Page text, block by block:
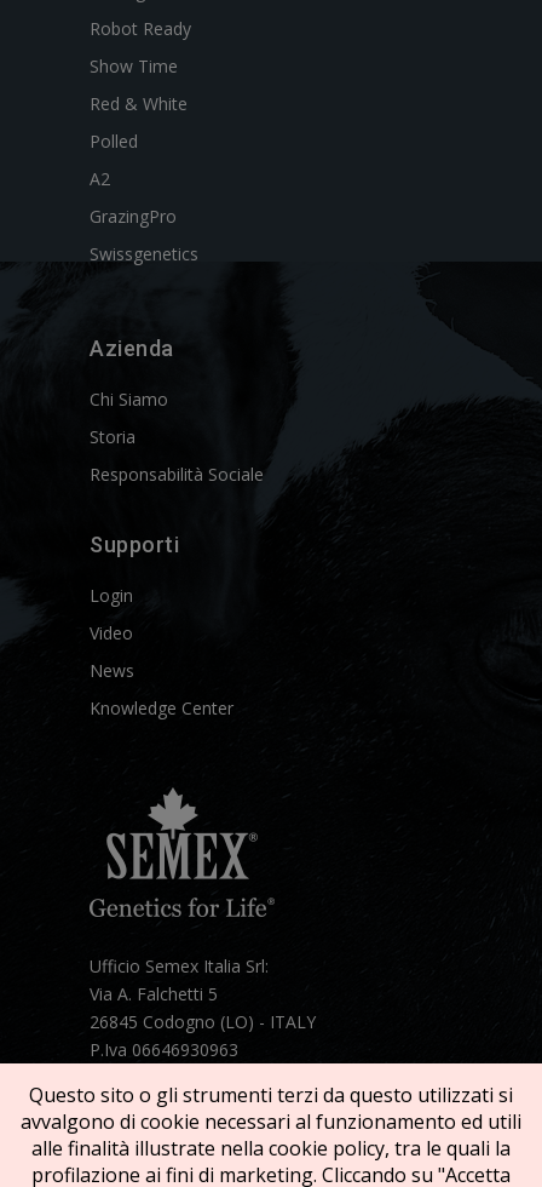
Robot Ready
Show Time
Red & White
Polled
A2
GrazingPro
Swissgenetics
Azienda
Chi Siamo
Storia
Responsabilità Sociale
Supporti
Login
Video
News
Knowledge Center
Ufficio Semex Italia Srl:
Via A. Falchetti 5
26845 Codogno (LO) - ITALY
P.Iva 06646930963
Mail: semex@semexitalia.it
Guarda la mappa
Questo sito o gli strumenti terzi da questo utilizzati si
avvalgono di cookie necessari al funzionamento ed utili
alle finalità illustrate nella cookie policy, tra le quali la
profilazione ai fini di marketing. Cliccando su "Accetta